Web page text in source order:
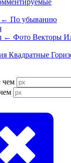
← По убыванию
← Фото Векторы
Квадратные
чем